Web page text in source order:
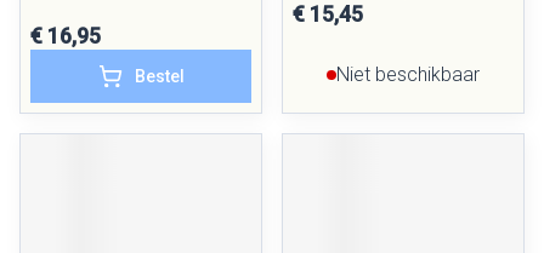
€ 16,95
Bestel
€ 15,45
Niet beschikbaar